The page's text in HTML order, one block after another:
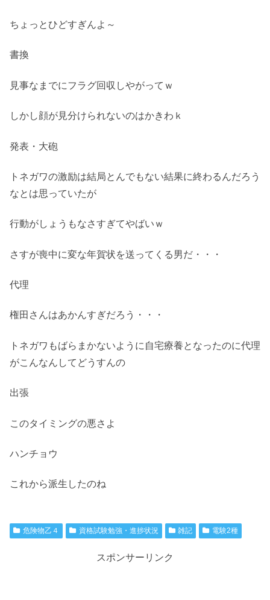
ちょっとひどすぎんよ～
書換
見事なまでにフラグ回収しやがってｗ
しかし顔が見分けられないのはかきわｋ
発表・大砲
トネガワの激励は結局とんでもない結果に終わるんだろう
なとは思っていたが
行動がしょうもなさすぎてやばいｗ
さすが喪中に変な年賀状を送ってくる男だ・・・
代理
権田さんはあかんすぎだろう・・・
トネガワもばらまかないように自宅療養となったのに代理
がこんなんしてどうすんの
出張
このタイミングの悪さよ
ハンチョウ
これから派生したのね
危険物乙４ 資格試験勉強・進捗状況 雑記 電験2種
スポンサーリンク